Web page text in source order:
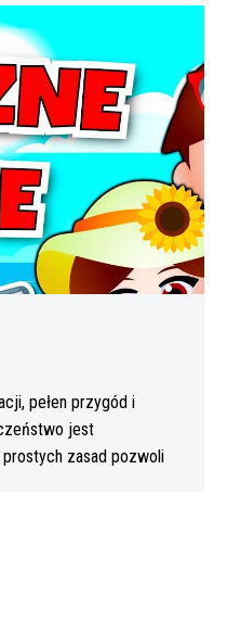
pełen przygód i
jest
zasad pozwoli